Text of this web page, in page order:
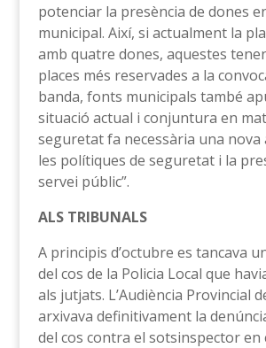
potenciar la presència de dones
municipal. Així, si actualment la
amb quatre dones, aquestes
places més reservades a la
banda, fonts municipals també
situació actual i conjuntura en
seguretat fa necessària una nova
les polítiques de seguretat i la
servei públic”.
ALS TRIBUNALS
A principis d’octubre es tancava
del cos de la Policia Local que
als jutjats. L’Audiència Provincial
arxivava definitivament la
del cos contra el sotsinspector en